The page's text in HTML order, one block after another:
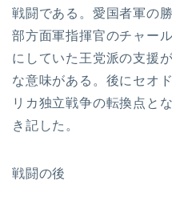
戦闘である。愛国者軍の
部方面軍指揮官のチャー
にしていた王党派の支援
な意味がある。後にセオ
リカ独立戦争の転換点と
き記した。
戦闘の後